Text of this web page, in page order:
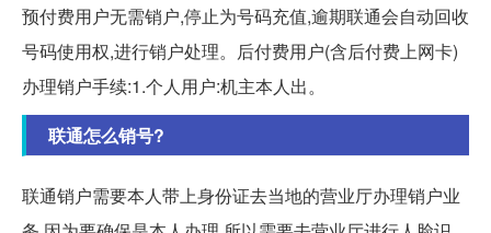
预付费用户无需销户,停止为号码充值,逾期联通会自动回收
号码使用权,进行销户处理。后付费用户(含后付费上网卡)
办理销户手续:1.个人用户:机主本人出。
联通怎么销号?
联通销户需要本人带上身份证去当地的营业厅办理销户业